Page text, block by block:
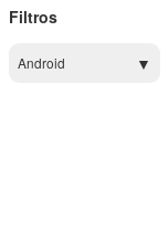
Filtros
Android